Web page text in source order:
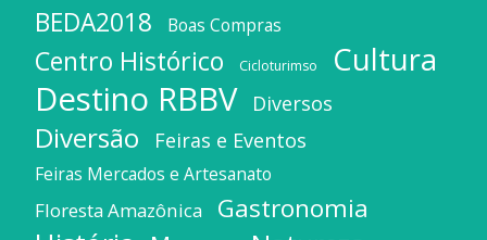
BEDA2018 Boas Compras
Centro Histórico Cicloturimso Cultura
Destino RBBV Diversos
Diversão Feiras e Eventos
Feiras Mercados e Artesanato
Floresta Amazônica Gastronomia